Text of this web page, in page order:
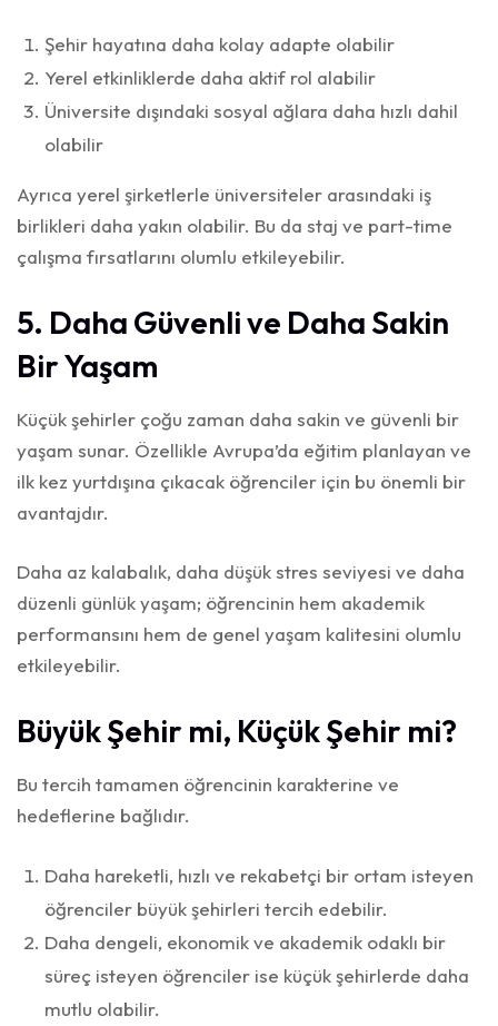
Şehir hayatına daha kolay adapte olabilir
Yerel etkinliklerde daha aktif rol alabilir
Üniversite dışındaki sosyal ağlara daha hızlı dahil
olabilir
Ayrıca yerel şirketlerle üniversiteler arasındaki iş
birlikleri daha yakın olabilir. Bu da staj ve part-time
çalışma fırsatlarını olumlu etkileyebilir.
5. Daha Güvenli ve Daha Sakin
Bir Yaşam
Küçük şehirler çoğu zaman daha sakin ve güvenli bir
yaşam sunar. Özellikle Avrupa’da eğitim planlayan ve
ilk kez yurtdışına çıkacak öğrenciler için bu önemli bir
avantajdır.
Daha az kalabalık, daha düşük stres seviyesi ve daha
düzenli günlük yaşam; öğrencinin hem akademik
performansını hem de genel yaşam kalitesini olumlu
etkileyebilir.
Büyük Şehir mi, Küçük Şehir mi?
Bu tercih tamamen öğrencinin karakterine ve
hedeflerine bağlıdır.
Daha hareketli, hızlı ve rekabetçi bir ortam isteyen
öğrenciler büyük şehirleri tercih edebilir.
Daha dengeli, ekonomik ve akademik odaklı bir
süreç isteyen öğrenciler ise küçük şehirlerde daha
mutlu olabilir.